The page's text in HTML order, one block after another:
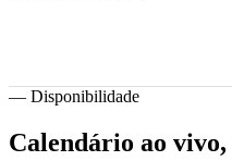
— Disponibilidade
Calendário ao vivo,